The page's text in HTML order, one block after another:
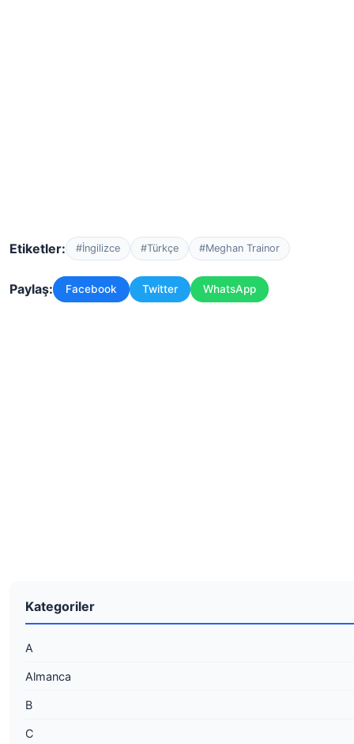
Etiketler: #İngilizce #Türkçe #Meghan Trainor
Paylaş: Facebook Twitter WhatsApp
Kategoriler
A
Almanca
B
C